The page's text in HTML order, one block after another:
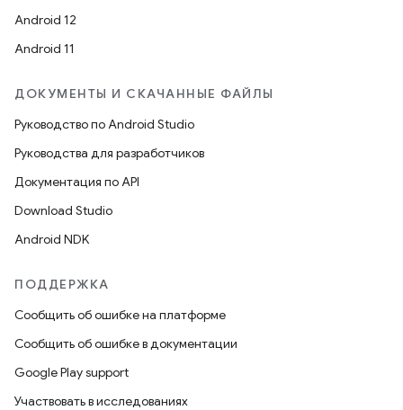
Android 12
Android 11
ДОКУМЕНТЫ И СКАЧАННЫЕ ФАЙЛЫ
Руководство по Android Studio
Руководства для разработчиков
Документация по API
Download Studio
Android NDK
ПОДДЕРЖКА
Сообщить об ошибке на платформе
Сообщить об ошибке в документации
Google Play support
Участвовать в исследованиях